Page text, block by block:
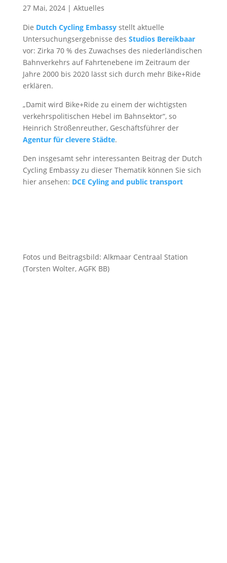
27 Mai, 2024| Aktuelles
Die Dutch Cycling Embassystellt aktuelle
Untersuchungsergebnisse des Studios Bereikbaar
vor: Zirka 70 % des Zuwachses des niederländischen
Bahnverkehrs auf Fahrtenebene im Zeitraum der
Jahre 2000 bis 2020 lässt sich durch mehr Bike+Ride
erklären.
„Damit wird Bike+Ride zu einem der wichtigsten
verkehrspolitischen Hebel im Bahnsektor“, so
Heinrich Strößenreuther, Geschäftsführer der
Agentur für clevere Städte.
Den insgesamt sehr interessanten Beitrag der Dutch
Cycling Embassy zu dieser Thematik können Sie sich
hier ansehen: DCE Cyling and public transport
Fotos und Beitragsbild: Alkmaar Centraal Station
(Torsten Wolter, AGFK BB)